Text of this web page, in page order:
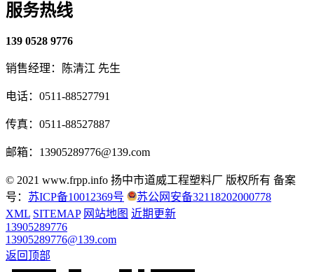
服务热线
139 0528 9776
销售经理：陈清江 先生
电话：0511-88527791
传真：0511-88527887
邮箱：13905289776@139.com
© 2021 www.frpp.info 扬中市道威工程塑料厂 版权所有 备案
号： 苏ICP备10012369号
苏公网安备32118202000778
XML SITEMAP 网站地图 近期更新
13905289776
13905289776@139.com
返回顶部